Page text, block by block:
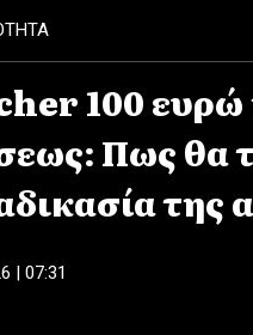
100 ευρώ
Πως θα
της
| 07:31